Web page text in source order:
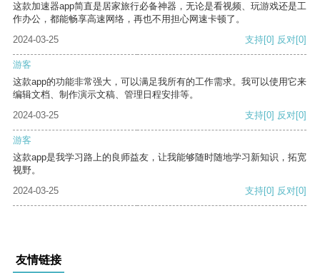
这款加速器app简直是居家旅行必备神器，无论是看视频、玩游戏还是工
作办公，都能畅享高速网络，再也不用担心网速卡顿了。
2024-03-25
支持[0] 反对[0]
游客
这款app的功能非常强大，可以满足我所有的工作需求。我可以使用它来
编辑文档、制作演示文稿、管理日程安排等。
2024-03-25
支持[0] 反对[0]
游客
这款app是我学习路上的良师益友，让我能够随时随地学习新知识，拓宽
视野。
2024-03-25
支持[0] 反对[0]
友情链接